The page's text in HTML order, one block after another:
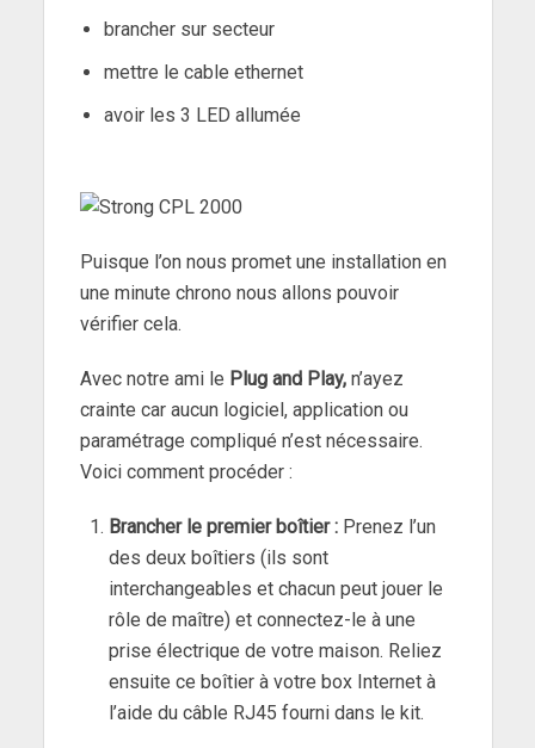
brancher sur secteur
mettre le cable ethernet
avoir les 3 LED allumée
Puisque l’on nous promet une installation en
une minute chrono nous allons pouvoir
vérifier cela.
Avec notre ami le Plug and Play, n’ayez
crainte car aucun logiciel, application ou
paramétrage compliqué n’est nécessaire.
Voici comment procéder :
Brancher le premier boîtier :Prenez l’un
des deux boîtiers (ils sont
interchangeables et chacun peut jouer le
rôle de maître) et connectez-le à une
prise électrique de votre maison. Reliez
ensuite ce boîtier à votre box Internet à
l’aide du câble RJ45 fourni dans le kit.